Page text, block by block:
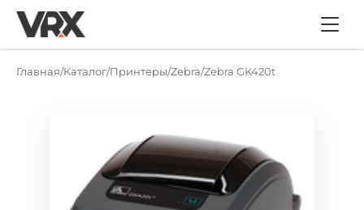
Главная Каталог Принтеры Zebra Zebra GK420t